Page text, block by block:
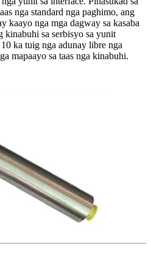
nga standard nga paghimo, ang
kaayo nga mga dagway sa kasaba
kinabuhi sa serbisyo sa yunit
ka tuig nga adunay libre nga
mapaayo sa taas nga kinabuhi.